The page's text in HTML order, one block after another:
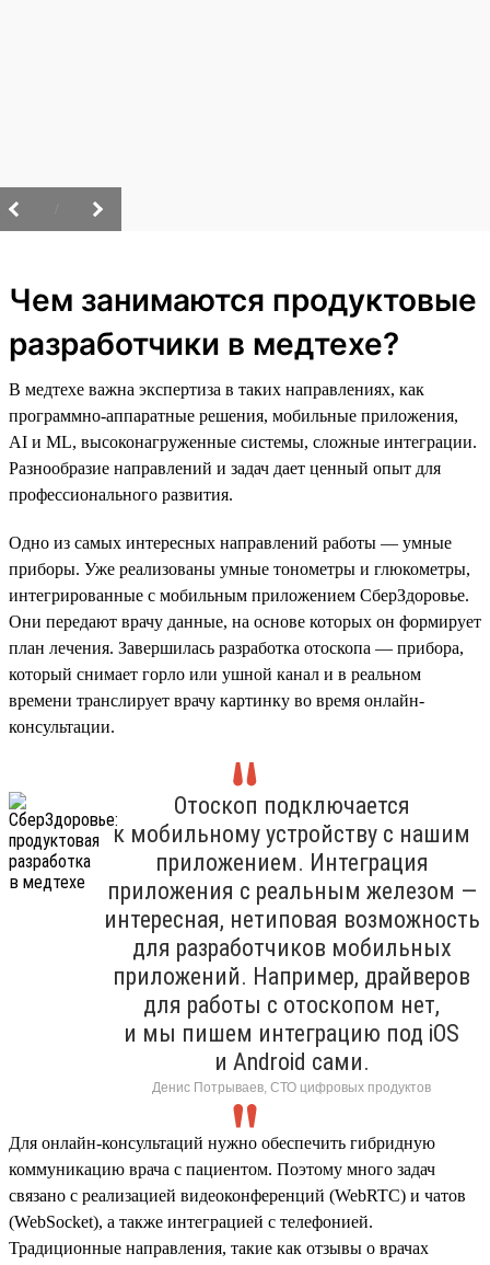
Чем занимаются продуктовые
разработчики в медтехе?
В медтехе важна экспертиза в таких направлениях, как
программно-аппаратные решения, мобильные приложения,
AI и ML, высоконагруженные системы, сложные интеграции.
Разнообразие направлений и задач дает ценный опыт для
профессионального развития.
Одно из самых интересных направлений работы — умные
приборы. Уже реализованы умные тонометры и глюкометры,
интегрированные с мобильным приложением СберЗдоровье.
Они передают врачу данные, на основе которых он формирует
план лечения. Завершилась разработка отоскопа — прибора,
который снимает горло или ушной канал и в реальном
времени транслирует врачу картинку во время онлайн-
консультации.
Отоскоп подключается
к мобильному устройству с нашим
приложением. Интеграция
приложения с реальным железом —
интересная, нетиповая возможность
для разработчиков мобильных
приложений. Например, драйверов
для работы с отоскопом нет,
и мы пишем интеграцию под iOS
и Android сами.
Денис Потрываев, СТО цифровых продуктов
Для онлайн-консультаций нужно обеспечить гибридную
коммуникацию врача с пациентом. Поэтому много задач
связано с реализацией видеоконференций (WebRTC) и чатов
(WebSocket), а также интеграцией с телефонией.
Традиционные направления, такие как отзывы о врачах